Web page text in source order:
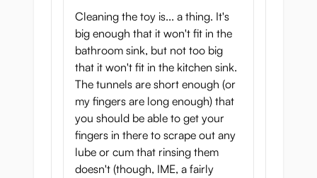
Cleaning the toy is... a thing. It's
big enough that it won't fit in the
bathroom sink, but not too big
that it won't fit in the kitchen sink.
The tunnels are short enough (or
my fingers are long enough) that
you should be able to get your
fingers in there to scrape out any
lube or cum that rinsing them
doesn't (though, IME, a fairly